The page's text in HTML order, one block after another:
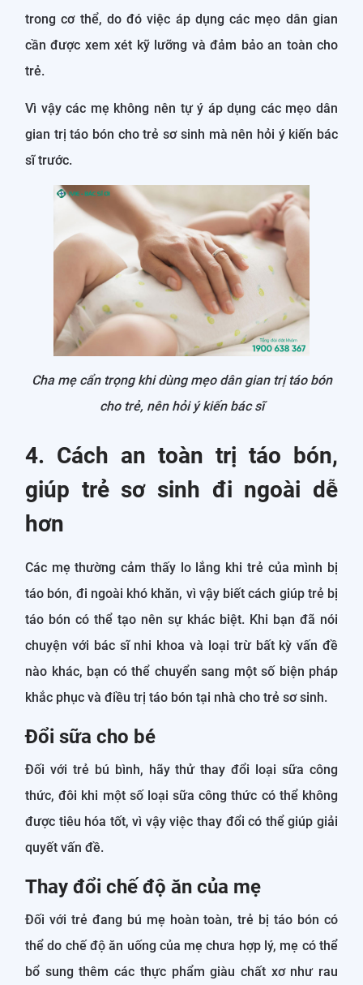
trong cơ thể, do đó việc áp dụng các mẹo dân gian
cần được xem xét kỹ lưỡng và đảm bảo an toàn cho
trẻ.
Vì vậy các mẹ không nên tự ý áp dụng các mẹo dân
gian trị táo bón cho trẻ sơ sinh mà nên hỏi ý kiến bác
sĩ trước.
Cha mẹ cẩn trọng khi dùng mẹo dân gian trị táo bón
cho trẻ, nên hỏi ý kiến bác sĩ
4. Cách an toàn trị táo bón,
giúp trẻ sơ sinh đi ngoài dễ
hơn
Các mẹ thường cảm thấy lo lắng khi trẻ của mình bị
táo bón, đi ngoài khó khăn, vì vậy biết cách giúp trẻ bị
táo bón có thể tạo nên sự khác biệt. Khi bạn đã nói
chuyện với bác sĩ nhi khoa và loại trừ bất kỳ vấn đề
nào khác, bạn có thể chuyển sang một số biện pháp
khắc phục và điều trị táo bón tại nhà cho trẻ sơ sinh.
Đổi sữa cho bé
Đối với trẻ bú bình, hãy thử thay đổi loại sữa công
thức, đôi khi một số loại sữa công thức có thể không
được tiêu hóa tốt, vì vậy việc thay đổi có thể giúp giải
quyết vấn đề.
Thay đổi chế độ ăn của mẹ
Đối với trẻ đang bú mẹ hoàn toàn, trẻ bị táo bón có
thể do chế độ ăn uống của mẹ chưa hợp lý, mẹ có thể
bổ sung thêm các thực phẩm giàu chất xơ như rau